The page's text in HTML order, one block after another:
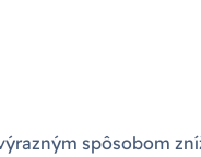
spôsobom